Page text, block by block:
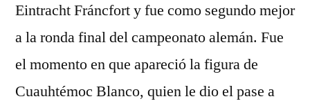
Eintracht Fráncfort y fue como segundo mejor
a la ronda final del campeonato alemán. Fue
el momento en que apareció la figura de
Cuauhtémoc Blanco, quien le dio el pase a